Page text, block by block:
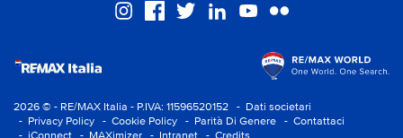
2026 © - RE/MAX Italia - P.IVA: 11596520152
- Dati societari
- Privacy Policy
- Cookie Policy - Parità Di Genere
- Contattaci
- iConnect
- MAXimizer - Intranet - Credits